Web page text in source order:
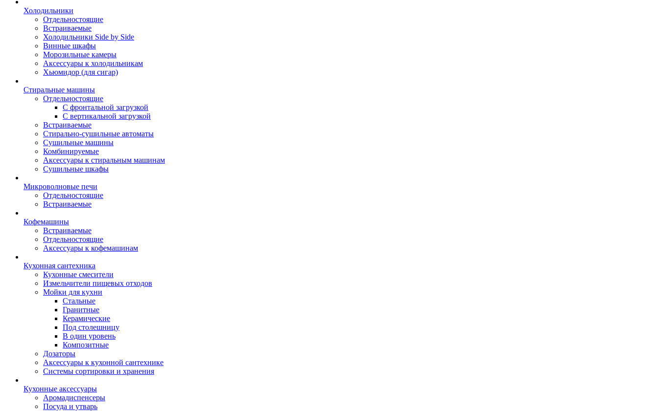
Холодильники
Отдельностоящие
Встраиваемые
Холодильники Side by Side
Винные шкафы
Морозильные камеры
Аксессуары к холодильникам
Хьюмидор (для сигар)
Стиральные машины
Отдельностоящие
С фронтальной загрузкой
С вертикальной загрузкой
Встраиваемые
Стирально-сушильные автоматы
Сушильные машины
Комбинируемые
Аксессуары к стиральным машинам
Сушильные шкафы
Микроволновые печи
Отдельностоящие
Встраиваемые
Кофемашины
Встраиваемые
Отдельностоящие
Аксессуары к кофемашинам
Кухонная сантехника
Кухонные смесители
Измельчители пищевых отходов
Мойки для кухни
Стальные
Гранитные
Керамические
Под столешницу
В один уровень
Композитные
Дозаторы
Аксессуары к кухонной сантехнике
Системы сортировки и хранения
Кухонные аксессуары
Аромадиспенсеры
Посуда и утварь